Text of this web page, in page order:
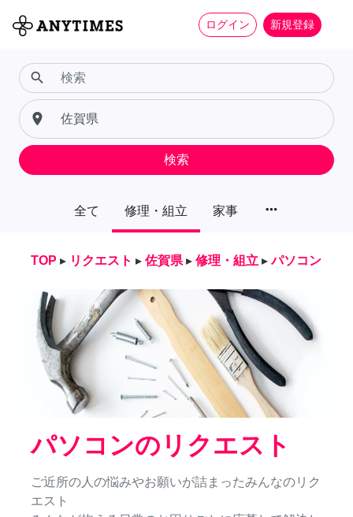
ログイン 新規登録
全て 修理・組立 家事 more_horiz
search
place
検索
TOP ▸ リクエスト ▸ 佐賀県 ▸ 修理・組立 ▸ パソコン
パソコンのリクエスト
ご近所の人の悩みやお願いが詰まったみんなのリク
エスト